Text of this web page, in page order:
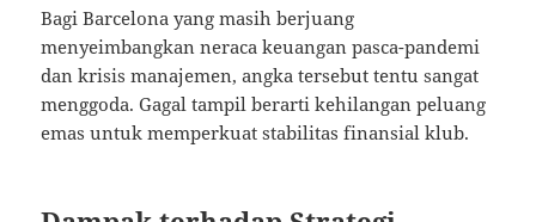
Bagi Barcelona yang masih berjuang
menyeimbangkan neraca keuangan pasca-pandemi
dan krisis manajemen, angka tersebut tentu sangat
menggoda. Gagal tampil berarti kehilangan peluang
emas untuk memperkuat stabilitas finansial klub.